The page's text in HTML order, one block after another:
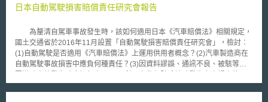
訊，強化企業自我保護之能力。 三、安全保障貿易管理制度 基於企業
貿易管理制度」，避免企業輸出高階技術、高性能產品被作為軍事利用而違
法，進而面臨被處刑罰、行政罰之風險，強化企業承擔責任之能力。
全球新興科技發展以及嚴峻疫情驅使之下，我國許多企業投入數位轉型、採
取遠距辦公，與客戶間傳遞或保管重要技術資訊時，將增加一定程度的資訊
外洩風險，日本3種技術資訊管理制度可供我國企業建構技術資訊管理機
日本自動駕駛損害賠償責任研究會報告
為釐清自駕車事故發生時，該如何適用日本《汽車賠償法》相關規定，
國土交通省於2016年11月設置「自動駕駛損害賠償責任研究會」，檢討︰
(1)自動駕駛是否適用《汽車賠償法》上運用供用者概念？(2)汽車製造商在
自動駕駛事故損害中應負何種責任？(3)因資料謬誤、通訊不良、被駭等原
是否屬於《汽車賠償法》保護範圍等議題，並於2018年3月公布研究報告。